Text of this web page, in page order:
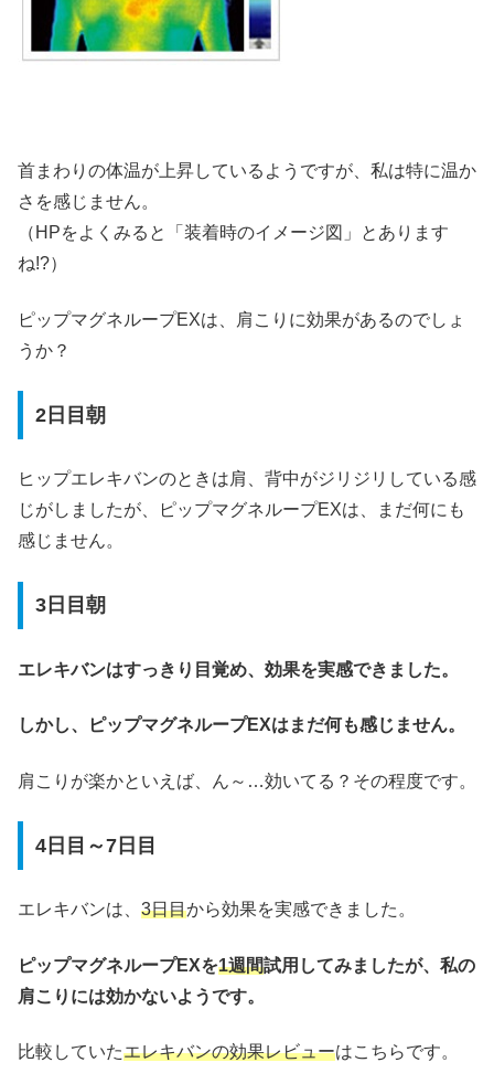
首まわりの体温が上昇しているようですが、私は特に温か
さを感じません。
（HPをよくみると「装着時のイメージ図」とあります
ね!?）
ピップマグネループEXは、肩こりに効果があるのでしょ
うか？
2日目朝
ヒップエレキバンのときは肩、背中がジリジリしている感
じがしましたが、ピップマグネループEXは、まだ何にも
感じません。
3日目朝
エレキバンはすっきり目覚め、効果を実感できました。
しかし、ピップマグネループEXはまだ何も感じません。
肩こりが楽かといえば、ん～…効いてる？その程度です。
4日目～7日目
エレキバンは、 3日目から効果を実感できました。
ピップマグネループEXを1週間試用してみましたが、私の
肩こりには効かないようです。
比較していたエレキバンの効果レビューはこちらです。